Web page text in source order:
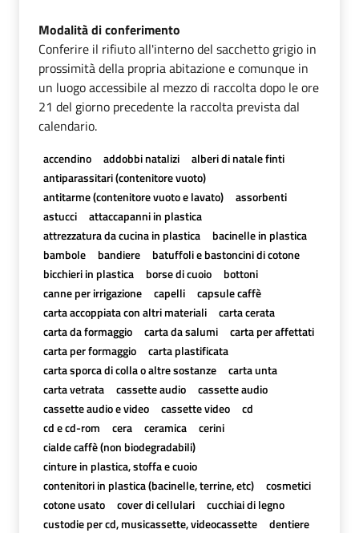
Modalità di conferimento
Conferire il rifiuto all'interno del sacchetto grigio in
prossimità della propria abitazione e comunque in
un luogo accessibile al mezzo di raccolta dopo le ore
21 del giorno precedente la raccolta prevista dal
calendario.
accendino addobbi natalizi
alberi di natale finti
antiparassitari (contenitore vuoto)
antitarme (contenitore vuoto e lavato)
assorbenti
astucci
attaccapanni in plastica
attrezzatura da cucina in plastica
bacinelle in plastica
bambole
bandiere
batuffoli e bastoncini di cotone
bicchieri in plastica
borse di cuoio
bottoni
canne per irrigazione
capelli
capsule caffè
carta accoppiata con altri materiali
carta cerata
carta da formaggio
carta da salumi
carta per affettati
carta per formaggio
carta plastificata
carta sporca di colla o altre sostanze
carta unta
carta vetrata
cassette audio
cassette audio
cassette audio e video
cassette video
cd
cd e cd-rom
cera ceramica
cerini
cialde caffè (non biodegradabili)
cinture in plastica, stoffa e cuoio
contenitori in plastica (bacinelle, terrine, etc)
cosmetici
cotone usato
cover di cellulari
cucchiai di legno
custodie per cd, musicassette, videocassette
dentiere